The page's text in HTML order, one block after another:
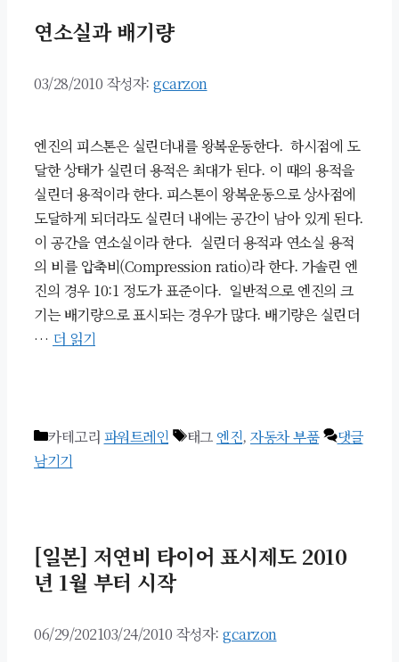
연소실과 배기량
03/28/2010 작성자: gcarzon
엔진의 피스톤은 실린더내를 왕복운동한다. 하시점에 도
달한 상태가 실린더 용적은 최대가 된다. 이 때의 용적을
실린더 용적이라 한다. 피스톤이 왕복운동으로 상사점에
도달하게 되더라도 실린더 내에는 공간이 남아 있게 된다.
이 공간을 연소실이라 한다. 실린더 용적과 연소실 용적
의 비를 압축비(Compression ratio)라 한다. 가솔린 엔
진의 경우 10:1 정도가 표준이다. 일반적으로 엔진의 크
기는 배기량으로 표시되는 경우가 많다. 배기량은 실린더
… 더 읽기
카테고리 파워트레인 태그 엔진, 자동차 부품
댓글
남기기
[일본] 저연비 타이어 표시제도 2010
년 1월 부터 시작
06/29/202103/24/2010 작성자: gcarzon